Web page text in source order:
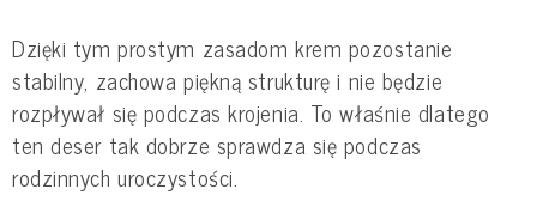
Dzięki tym prostym zasadom krem pozostanie
stabilny, zachowa piękną strukturę i nie będzie
rozpływał się podczas krojenia. To właśnie dlatego
ten deser tak dobrze sprawdza się podczas
rodzinnych uroczystości.